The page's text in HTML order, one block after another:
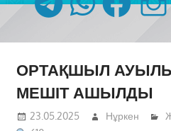
ОРТАҚШЫЛ
МЕШІТ АШЫЛДЫ
23.05.2025 Нұркен